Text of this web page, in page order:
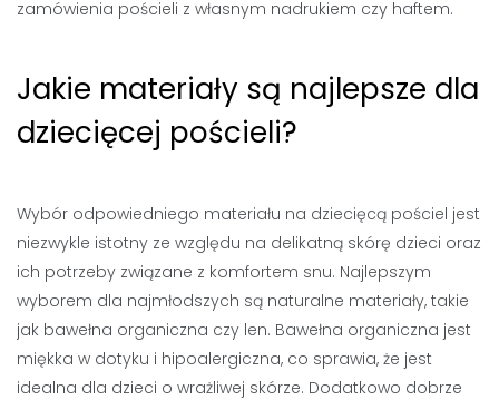
zamówienia pościeli z własnym nadrukiem czy haftem.
Jakie materiały są najlepsze dla
dziecięcej pościeli?
Wybór odpowiedniego materiału na dziecięcą pościel jest
niezwykle istotny ze względu na delikatną skórę dzieci oraz
ich potrzeby związane z komfortem snu. Najlepszym
wyborem dla najmłodszych są naturalne materiały, takie
jak bawełna organiczna czy len. Bawełna organiczna jest
miękka w dotyku i hipoalergiczna, co sprawia, że jest
idealna dla dzieci o wrażliwej skórze. Dodatkowo dobrze